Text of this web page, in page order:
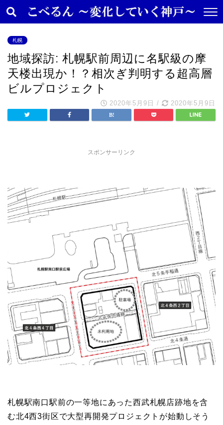
札幌
地域探訪: 札幌駅前周辺に名駅級の摩
天楼出現か！？相次ぎ判明する超高層
ビルプロジェクト
2020年5月9日 / 2020年5月9日
スポンサーリンク
札幌駅南口駅前の一等地にあった西武札幌店跡地を含
む北4西3街区で大型再開発プロジェクトが始動しそう